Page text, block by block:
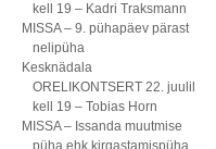
kell 19 – Kadri Traksmann
MISSA – 9. pühapäev pärast
nelipüha
Kesknädala
ORELIKONTSERT 22. juulil
kell 19 – Tobias Horn
MISSA – Issanda muutmise
püha ehk kirgastamispüha